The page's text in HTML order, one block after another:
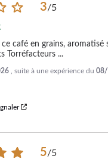
3/5
café en grains, aromatisé
Torréfacteurs ...
, suite à une expérience du
5/5